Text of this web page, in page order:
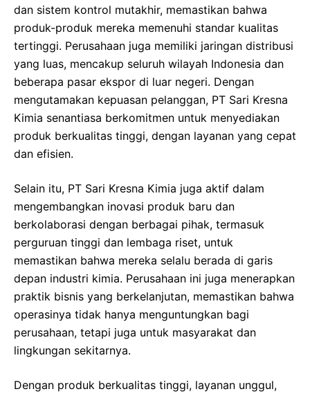
dan sistem kontrol mutakhir, memastikan bahwa
produk-produk mereka memenuhi standar kualitas
tertinggi. Perusahaan juga memiliki jaringan distribusi
yang luas, mencakup seluruh wilayah Indonesia dan
beberapa pasar ekspor di luar negeri. Dengan
mengutamakan kepuasan pelanggan, PT Sari Kresna
Kimia senantiasa berkomitmen untuk menyediakan
produk berkualitas tinggi, dengan layanan yang cepat
dan efisien.
Selain itu, PT Sari Kresna Kimia juga aktif dalam
mengembangkan inovasi produk baru dan
berkolaborasi dengan berbagai pihak, termasuk
perguruan tinggi dan lembaga riset, untuk
memastikan bahwa mereka selalu berada di garis
depan industri kimia. Perusahaan ini juga menerapkan
praktik bisnis yang berkelanjutan, memastikan bahwa
operasinya tidak hanya menguntungkan bagi
perusahaan, tetapi juga untuk masyarakat dan
lingkungan sekitarnya.
Dengan produk berkualitas tinggi, layanan unggul,